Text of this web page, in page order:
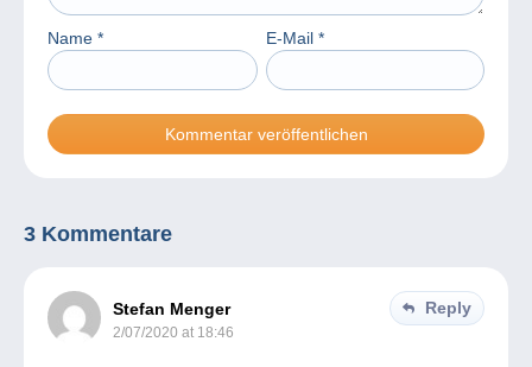
Name * E-Mail *
3 Kommentare
Stefan Menger
2/07/2020 at 18:46
Reply